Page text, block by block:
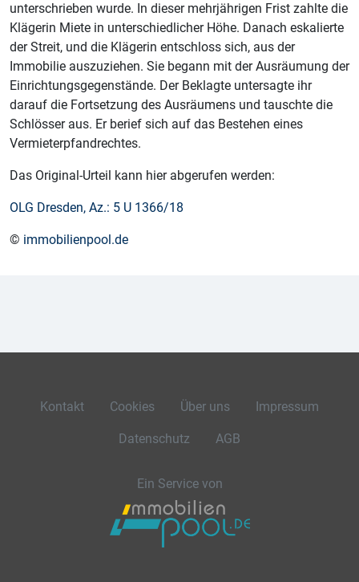
unterschrieben wurde. In dieser mehrjährigen Frist zahlte die
Klägerin Miete in unterschiedlicher Höhe. Danach eskalierte
der Streit, und die Klägerin entschloss sich, aus der
Immobilie auszuziehen. Sie begann mit der Ausräumung der
Einrichtungsgegenstände. Der Beklagte untersagte ihr
darauf die Fortsetzung des Ausräumens und tauschte die
Schlösser aus. Er berief sich auf das Bestehen eines
Vermieterpfandrechtes.
Das Original-Urteil kann hier abgerufen werden:
OLG Dresden, Az.: 5 U 1366/18
© immobilienpool.de
Kontakt Cookies Über uns Impressum
Datenschutz AGB
Ein Service von